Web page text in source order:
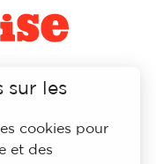
sur les
cookies pour
et des